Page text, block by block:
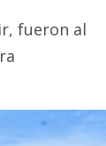
fueron al